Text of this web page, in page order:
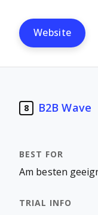
Website
8 B2B Wave
Am besten